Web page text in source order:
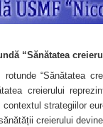
“Sănătatea
“Sănătatea
creierului
strategiilor
creierului